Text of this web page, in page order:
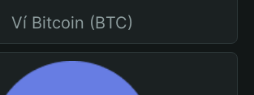
Ví Bitcoin (BTC)